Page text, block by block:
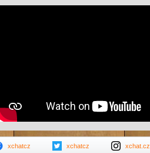
xchatcz xchatcz xchat.cz